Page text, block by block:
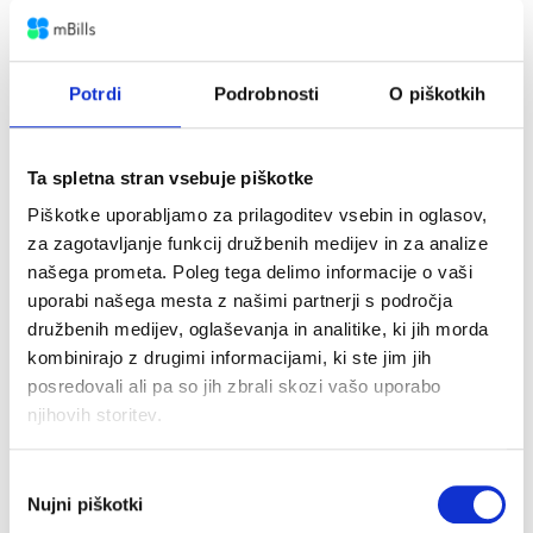
Potrdi Podrobnosti O piškotkih
Ta spletna stran vsebuje piškotke
Piškotke uporabljamo za prilagoditev vsebin in oglasov,
za zagotavljanje funkcij družbenih medijev in za analize
našega prometa. Poleg tega delimo informacije o vaši
uporabi našega mesta z našimi partnerji s področja
družbenih medijev, oglaševanja in analitike, ki jih morda
kombinirajo z drugimi informacijami, ki ste jim jih
posredovali ali pa so jih zbrali skozi vašo uporabo
njihovih storitev.
soglasja
Nujni piškotki
lahko poljubno okrasiš z nalepkami in
#4 Skupno darilo za prijatelja
Če darilo kupuješ skupaj s prijatelji je
običajno višje vrednost, znesek pa si
razdelite. V Petrol Pay ti svetujemo, da
prijatelju kupite darilni bon zaAerodium
kjer ima možnost leteti v vetrovniku. Bon je
popolno darilo za vse adrenalinske
pošlješ
zahtevek za vračilo denarja